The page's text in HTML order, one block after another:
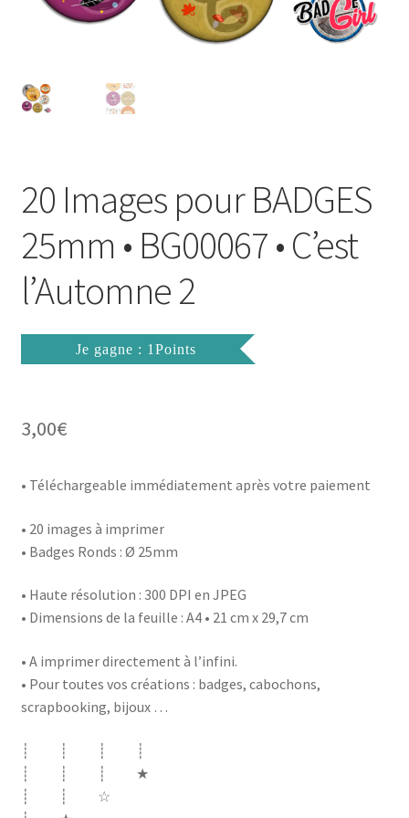
Mon compte
Politique de Confidentialité
Validation de la commande
20 Images pour BADGES
25mm • BG00067 • C’est
l’Automne 2
Je gagne : 1Points
3,00€
• Téléchargeable immédiatement après votre paiement
• 20 images à imprimer
• Badges Ronds : Ø 25mm
• Haute résolution : 300 DPI en JPEG
• Dimensions de la feuille : A4 • 21 cm x 29,7 cm
• A imprimer directement à l’infini.
• Pour toutes vos créations : badges, cabochons,
scrapbooking, bijoux …
┊ ┊ ┊ ┊
┊ ┊ ┊ ★
┊ ┊ ☆